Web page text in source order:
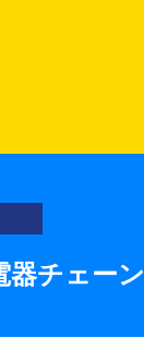
器チェーン